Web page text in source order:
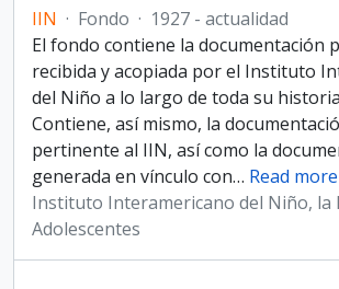
IIN · Fondo · 1927 - actualidad
El fondo contiene la documentación
recibida y acopiada por el Instituto
del Niño a lo largo de toda su
Contiene, así mismo, la
pertinente al IIN, así como la
generada en vínculo con… Read more
Instituto Interamericano del Niño, la
Adolescentes